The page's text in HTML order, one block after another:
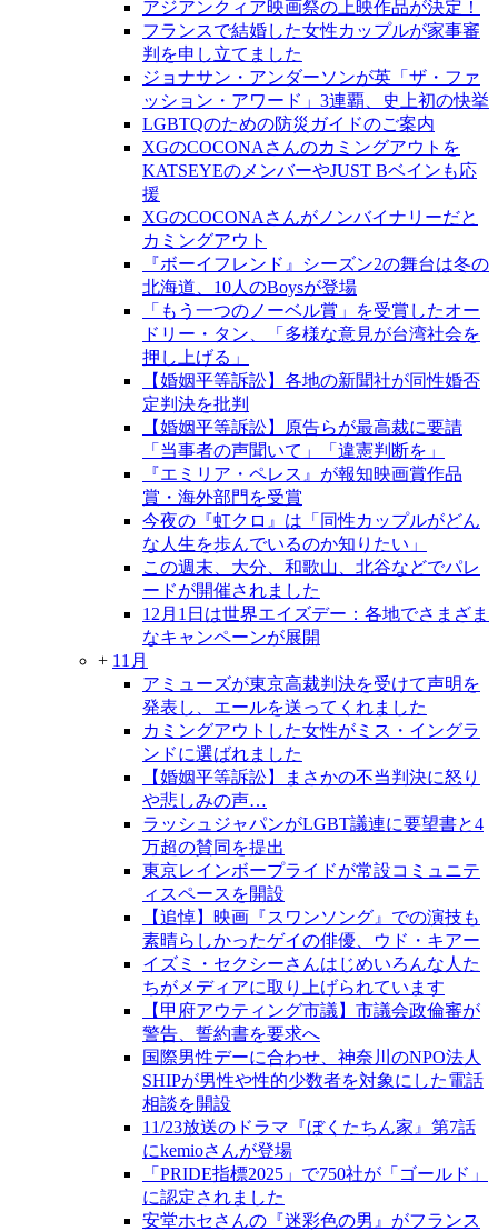
アジアンクィア映画祭の上映作品が決定！
フランスで結婚した女性カップルが家事審
判を申し立てました
ジョナサン・アンダーソンが英「ザ・ファ
ッション・アワード」3連覇、史上初の快挙
LGBTQのための防災ガイドのご案内
XGのCOCONAさんのカミングアウトを
KATSEYEのメンバーやJUST Bベインも応
援
XGのCOCONAさんがノンバイナリーだと
カミングアウト
『ボーイフレンド』シーズン2の舞台は冬の
北海道、10人のBoysが登場
「もう一つのノーベル賞」を受賞したオー
ドリー・タン、「多様な意見が台湾社会を
押し上げる」
【婚姻平等訴訟】各地の新聞社が同性婚否
定判決を批判
【婚姻平等訴訟】原告らが最高裁に要請
「当事者の声聞いて」「違憲判断を」
『エミリア・ペレス』が報知映画賞作品
賞・海外部門を受賞
今夜の『虹クロ』は「同性カップルがどん
な人生を歩んでいるのか知りたい」
この週末、大分、和歌山、北谷などでパレ
ードが開催されました
12月1日は世界エイズデー：各地でさまざま
なキャンペーンが展開
+ 11月
アミューズが東京高裁判決を受けて声明を
発表し、エールを送ってくれました
カミングアウトした女性がミス・イングラ
ンドに選ばれました
【婚姻平等訴訟】まさかの不当判決に怒り
や悲しみの声…
ラッシュジャパンがLGBT議連に要望書と4
万超の賛同を提出
東京レインボープライドが常設コミュニテ
ィスペースを開設
【追悼】映画『スワンソング』での演技も
素晴らしかったゲイの俳優、ウド・キアー
イズミ・セクシーさんはじめいろんな人た
ちがメディアに取り上げられています
【甲府アウティング市議】市議会政倫審が
警告、誓約書を要求へ
国際男性デーに合わせ、神奈川のNPO法人
SHIPが男性や性的少数者を対象にした電話
相談を開設
11/23放送のドラマ『ぼくたちん家』第7話
にkemioさんが登場
「PRIDE指標2025」で750社が「ゴールド」
に認定されました
安堂ホセさんの『迷彩色の男』がフランス